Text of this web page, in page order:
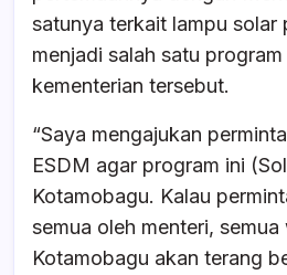
satunya terkait lampu solar
menjadi salah satu
kementerian tersebut.
“Saya mengajukan
ESDM agar program ini
Kotamobagu. Kalau
semua oleh menteri, semua
Kotamobagu akan terang